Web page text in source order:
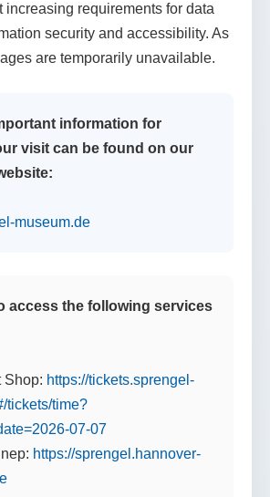
increasing requirements for data
security and accessibility. As
are temporarily unavailable.
information for
visit can be found on our
museum.de
access the following services
Shop: https://tickets.sprengel-
tickets/time?
07-07
https://sprengel.hannover-